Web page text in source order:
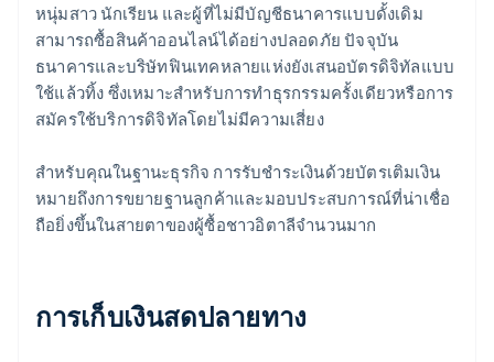
หนุ่มสาว นักเรียน และผู้ที่ไม่มีบัญชีธนาคารแบบดั้งเดิม
สามารถซื้อสินค้าออนไลน์ได้อย่างปลอดภัย ปัจจุบัน
ธนาคารและบริษัทฟินเทคหลายแห่งยังเสนอบัตรดิจิทัลแบบ
ใช้แล้วทิ้ง ซึ่งเหมาะสำหรับการทำธุรกรรมครั้งเดียวหรือการ
สมัครใช้บริการดิจิทัลโดยไม่มีความเสี่ยง
สำหรับคุณในฐานะธุรกิจ การรับชำระเงินด้วยบัตรเติมเงิน
หมายถึงการขยายฐานลูกค้าและมอบประสบการณ์ที่น่าเชื่อ
ถือยิ่งขึ้นในสายตาของผู้ซื้อชาวอิตาลีจำนวนมาก
การเก็บเงินสดปลายทาง